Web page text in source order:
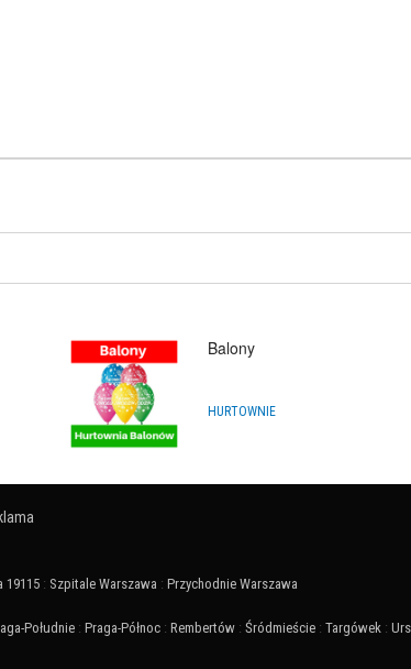
Balony
HURTOWNIE
19115 : Szpitale Warszawa : Przychodnie Warszawa
Południe : Praga-Północ : Rembertów : Śródmieście : Targówek :